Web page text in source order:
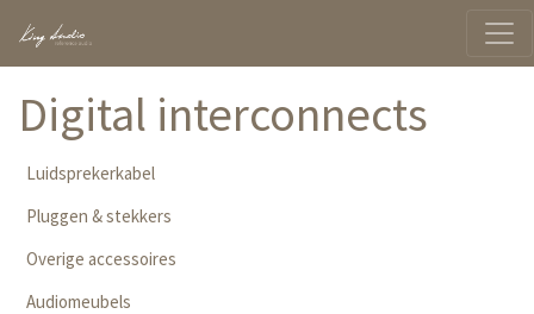
Digital interconnects
Luidsprekerkabel
Pluggen & stekkers
Overige accessoires
Audiomeubels